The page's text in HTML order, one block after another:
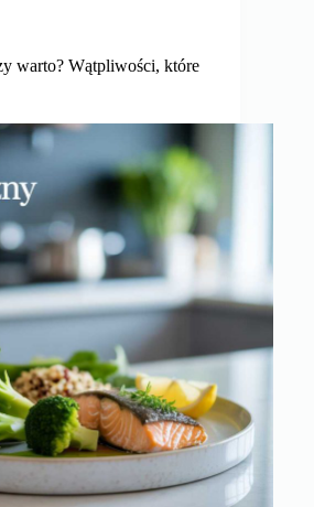
warto? Wątpliwości, które